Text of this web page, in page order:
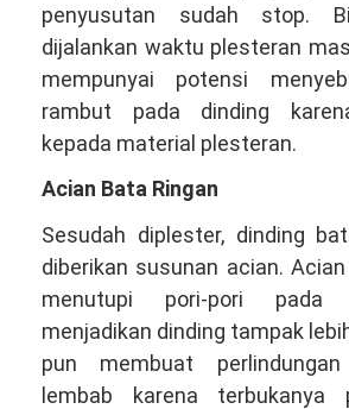
penyusutan sudah stop.
dijalankan waktu plesteran
mempunyai potensi
rambut pada dinding
kepada material plesteran.
Acian Bata Ringan
Sesudah diplester, dinding
diberikan susunan acian.
menutupi pori-pori pada
menjadikan dinding tampak
pun membuat
lembab karena terbukanya